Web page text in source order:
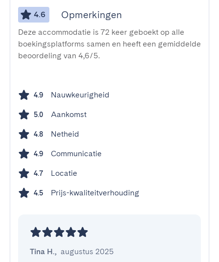
4.6 Opmerkingen
Deze accommodatie is 72 keer geboekt op alle
boekingsplatforms samen en heeft een gemiddelde
beoordeling van 4,6/5.
4.9 Nauwkeurigheid
5.0 Aankomst
4.8 Netheid
4.9 Communicatie
4.7 Locatie
4.5 Prijs-kwaliteitverhouding
Tina H., augustus 2025